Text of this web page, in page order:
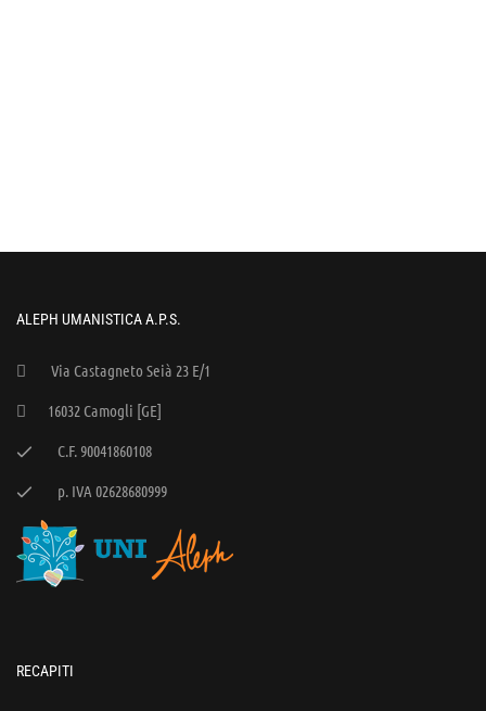
ALEPH UMANISTICA A.P.S.
Via Castagneto Seià 23 E/1
16032 Camogli [GE]
C.F. 90041860108
p. IVA 02628680999
RECAPITI